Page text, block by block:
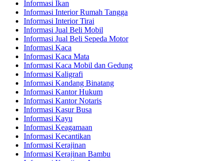
Informasi Ikan
Informasi Interior Rumah Tangga
Informasi Interior Tirai
Informasi Jual Beli Mobil
Informasi Jual Beli Sepeda Motor
Informasi Kaca
Informasi Kaca Mata
Informasi Kaca Mobil dan Gedung
Informasi Kaligrafi
Informasi Kandang Binatang
Informasi Kantor Hukum
Informasi Kantor Notaris
Informasi Kasur Busa
Informasi Kayu
Informasi Keagamaan
Informasi Kecantikan
Informasi Kerajinan
Informasi Kerajinan Bambu